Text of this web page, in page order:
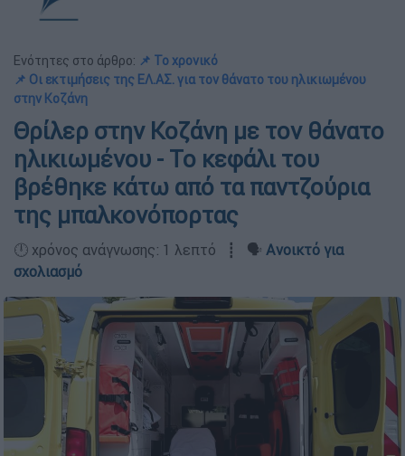
Ενότητες στο άρθρο: 📌 Το χρονικό
📌 Οι εκτιμήσεις της ΕΛ.ΑΣ. για τον θάνατο του ηλικιωμένου
στην Κοζάνη
Θρίλερ στην Κοζάνη με τον θάνατο
ηλικιωμένου - Το κεφάλι του
βρέθηκε κάτω από τα παντζούρια
της μπαλκονόπορτας
🕛 χρόνος ανάγνωσης: 1 λεπτό ┋ 🗣️ Ανοικτό για
σχολιασμό